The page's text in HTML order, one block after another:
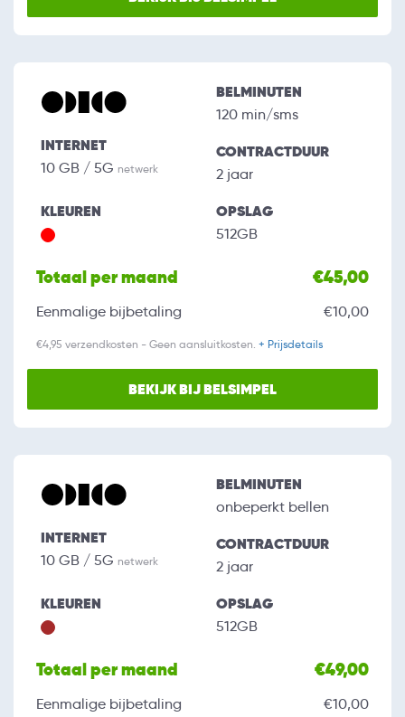
INTERNET
10 GB / 5G netwerk
BELMINUTEN
120 min/sms
CONTRACTDUUR
2 jaar
KLEUREN OPSLAG
512GB
Totaal per maand €45,00
Eenmalige bijbetaling €10,00
€4,95 verzendkosten - Geen aansluitkosten. + Prijsdetails
BEKIJK BIJ BELSIMPEL
INTERNET
10 GB / 5G netwerk
BELMINUTEN
onbeperkt bellen
CONTRACTDUUR
2 jaar
KLEUREN OPSLAG
512GB
Totaal per maand €49,00
Eenmalige bijbetaling €10,00